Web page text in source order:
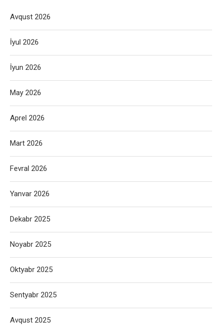
Avqust 2026
İyul 2026
İyun 2026
May 2026
Aprel 2026
Mart 2026
Fevral 2026
Yanvar 2026
Dekabr 2025
Noyabr 2025
Oktyabr 2025
Sentyabr 2025
Avqust 2025